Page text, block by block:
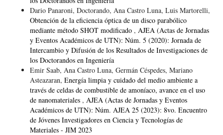
Dario Panaroni, Doctorando, Ana Castro Luna, Luis Martorelli,
Obtención de la eficiencia óptica de un disco parabólico
mediante método SHOT modificado , AJEA (Actas de Jornadas
y Eventos Académicos de UTN): Núm. 5 (2020): Jornada de
Intercambio y Difusión de los Resultados de Investigaciones de
los Doctorandos en Ingeniería
Emir Saab, Ana Castro Luna, Germán Céspedes, Mariano
Asteazaran, Energía limpia y cuidado del medio ambiente a
través de celdas de combustible de amoníaco, avance en el uso
de nanomateriales , AJEA (Actas de Jornadas y Eventos
Académicos de UTN): Núm. AJEA 25 (2023): 8vo. Encuentro
de Jóvenes Investigadores en Ciencia y Tecnologías de
Materiales - JIM 2023